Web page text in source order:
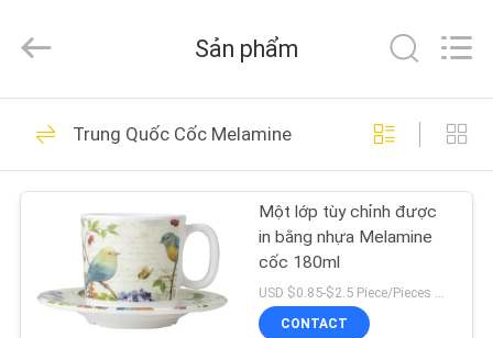
NHÀ
CÁC
PHẨM
Guangdong
Jinqiangyi
All
Reserved.
Bộ bát đĩa gốm sứ
25
Sản phẩm
Trung Quốc Cốc Melamine
Một lớp tùy chỉnh được
in bằng nhựa Melamine
cốc 180ml
USD $0.85-$2.5 Piece/Pieces MOQ:300 mảnh / miếng
CONTACT